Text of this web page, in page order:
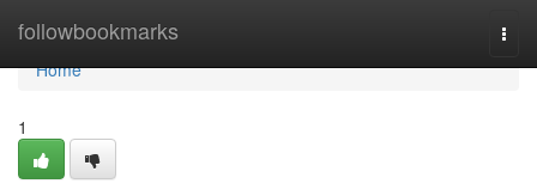
followbookmarks
Home
Home
1